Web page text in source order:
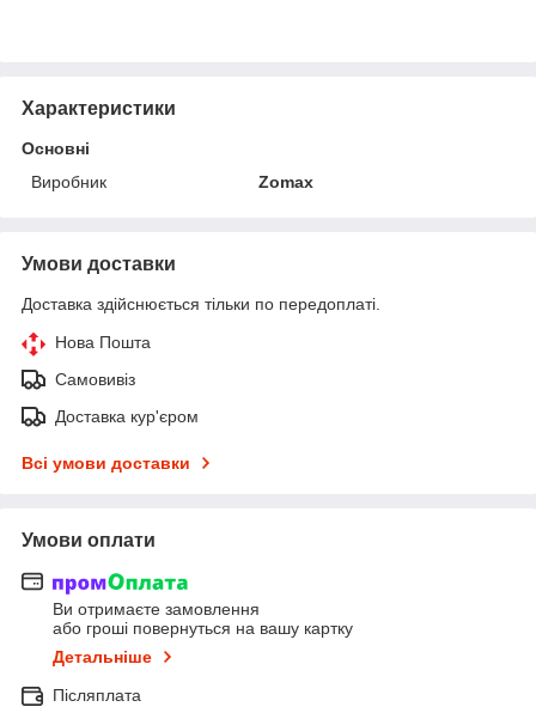
Характеристики
Основні
Виробник
Zomax
Умови доставки
Доставка здійснюється тільки по передоплаті.
Нова Пошта
Самовивіз
Доставка кур'єром
Всі умови доставки
Умови оплати
Ви отримаєте замовлення
або гроші повернуться на вашу картку
Детальніше
Післяплата